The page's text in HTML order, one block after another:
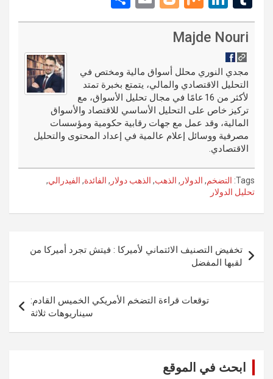
ce
o
k
er
t
d
t
u
m
bl
r
n
ke
n
ix
o
er
m
h
Majde Nouri
مجدي النوري محلل أسواق مالية ومختص في
التحليل الاقتصادي والمالي، يتمتع بخبرة تمتد
لأكثر من 16 عامًا في مجال تحليل الأسواق، مع
تركيز خاص على التحليل الأساسي للاقتصاد والأسواق
المالية، وقد عمل مع جهات رقابية حكومية ومؤسسات
مصرفية ووسائل إعلام عالمية في إعداد المحتوى والتحليل
الاقتصادي.
Tags: التضخم, الدولار , الذهب, الذهب دولار , الفائدة, الفيدرالي,
تحليل الدولار
المقالات
تخفيض التصنيف الائتماني لأميركا : فيتش تجرد أميركا من
لقبها المفضل
توقعات قراءة التضخم الأمريكي الخميس القادم:
سيناريوهات ثلاثة
ابحث في الموقع